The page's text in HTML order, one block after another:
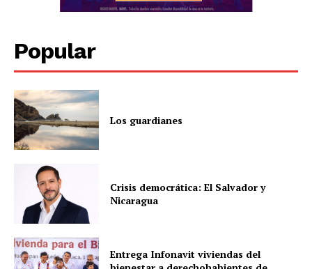
Popular
Los guardianes
Crisis democrática: El Salvador y
Nicaragua
Entrega Infonavit viviendas del